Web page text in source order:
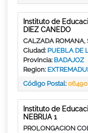
Instituto de
DIEZ CANEDO
CALZADA
Ciudad: PUEBLA DE
Provincia: BADAJOZ
Region:
Código Postal:06490
Instituto de
NEBRIJA 1
PROLONGACION